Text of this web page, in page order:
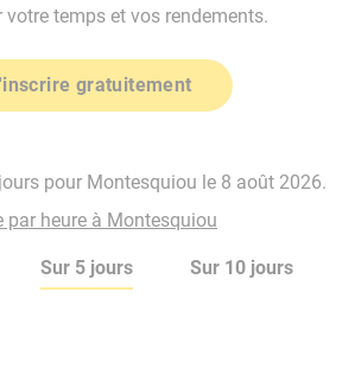
votre temps et vos rendements.
gratuitement
pour Montesquiou le 8 août 2026.
par heure à Montesquiou
Sur 5 jours Sur 10 jours